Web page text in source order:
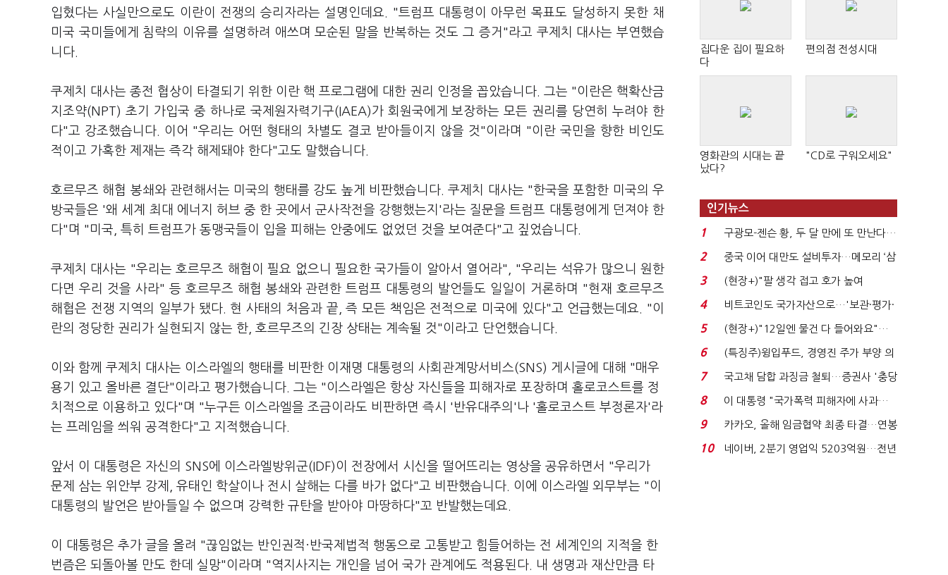
입혔다는 사실만으로도 이란이 전쟁의 승리자라는 설명인데요. "트럼프 대통령이 아무런 목표도 달성하지 못한 채
미국 국미들에게 침략의 이유를 설명하려 애쓰며 모순된 말을 반복하는 것도 그 증거"라고 쿠제치 대사는 부연했습
니다.
쿠제치 대사는 종전 협상이 타결되기 위한 이란 핵 프로그램에 대한 권리 인정을 꼽았습니다. 그는 "이란은 핵확산금
지조약(NPT) 초기 가입국 중 하나로 국제원자력기구(IAEA)가 회원국에게 보장하는 모든 권리를 당연히 누려야 한
다"고 강조했습니다. 이어 "우리는 어떤 형태의 차별도 결코 받아들이지 않을 것"이라며 "이란 국민을 향한 비인도
적이고 가혹한 제재는 즉각 해제돼야 한다"고도 말했습니다.
호르무즈 해협 봉쇄와 관련해서는 미국의 행태를 강도 높게 비판했습니다. 쿠제치 대사는 "한국을 포함한 미국의 우
방국들은 '왜 세계 최대 에너지 허브 중 한 곳에서 군사작전을 강행했는지'라는 질문을 트럼프 대통령에게 던져야 한
다"며 "미국, 특히 트럼프가 동맹국들이 입을 피해는 안중에도 없었던 것을 보여준다"고 짚었습니다.
쿠제치 대사는 "우리는 호르무즈 해협이 필요 없으니 필요한 국가들이 알아서 열어라", "우리는 석유가 많으니 원한
다면 우리 것을 사라" 등 호르무즈 해협 봉쇄와 관련한 트럼프 대통령의 발언들도 일일이 거론하며 "현재 호르무즈
해협은 전쟁 지역의 일부가 됐다. 현 사태의 처음과 끝, 즉 모든 책임은 전적으로 미국에 있다"고 언급했는데요. "이
란의 정당한 권리가 실현되지 않는 한, 호르무즈의 긴장 상태는 계속될 것"이라고 단언했습니다.
이와 함께 쿠제치 대사는 이스라엘의 행태를 비판한 이재명 대통령의 사회관계망서비스(SNS) 게시글에 대해 "매우
용기 있고 올바른 결단"이라고 평가했습니다. 그는 "이스라엘은 항상 자신들을 피해자로 포장하며 홀로코스트를 정
치적으로 이용하고 있다"며 "누구든 이스라엘을 조금이라도 비판하면 즉시 '반유대주의'나 '홀로코스트 부정론자'라
는 프레임을 씌워 공격한다"고 지적했습니다.
앞서 이 대통령은 자신의 SNS에 이스라엘방위군(IDF)이 전장에서 시신을 떨어뜨리는 영상을 공유하면서 "우리가
문제 삼는 위안부 강제, 유태인 학살이나 전시 살해는 다를 바가 없다"고 비판했습니다. 이에 이스라엘 외무부는 "이
대통령의 발언은 받아들일 수 없으며 강력한 규탄을 받아야 마땅하다"꼬 반발했는데요.
이 대통령은 추가 글을 올려 "끊임없는 반인권적·반국제법적 행동으로 고통받고 힘들어하는 전 세계인의 지적을 한
번즘은 되돌아볼 만도 한데 실망"이라며 "역지사지는 개인을 넘어 국가 관계에도 적용된다. 내 생명과 재산만큼 타
집다운 집이 필요하
다
편의점 전성시대
영화관의 시대는 끝
났다?
"CD로 구워오세요"
인기뉴스
1
구광모-젠슨 황, 두 달 만에 또 만난다…
로봇·AI 등 논...
2
중국 이어 대만도 설비투자…메모리 ‘삼
국전쟁’
3
(현장+)"팔 생각 접고 호가 높여
요"…'덜 똘똘한 한 채' 20...
4
비트코인도 국가자산으로…'보관·평가·
처분' 기준은 ...
5
(현장+)"12일엔 물건 다 들어와요"…
빈 매대 채우며 문 연 ...
6
(특징주)윙입푸드, 경영진 주가 부양 의
지에 상한가...
7
국고채 담합 과징금 철퇴…증권사 '충당
금 폭탄' 우려...
8
이 대통령 "국가폭력 피해자에 사과…
적극적 조사로 진...
9
카카오, 올해 임금협약 최종 타결…연봉
6.3% 인상·격려...
10
네이버, 2분기 영업익 5203억원…전년